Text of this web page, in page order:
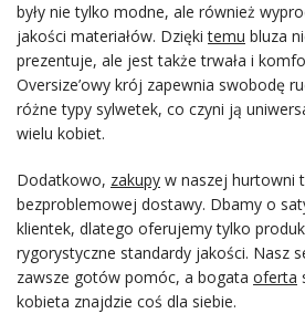
były nie tylko modne, ale również
jakości materiałów. Dziękitemu bluza
prezentuje, ale jest także trwała i
Oversize’owy krój zapewnia swobodę
różne typy sylwetek, co czyni ją
wielu kobiet.
Dodatkowo, zakupy w naszej hurtowni
bezproblemowej dostawy. Dbamy o
klientek, dlatego oferujemy tylko
rygorystyczne standardy jakości. Nasz
zawsze gotów pomóc, a bogata oferta
kobieta znajdzie coś dla siebie.